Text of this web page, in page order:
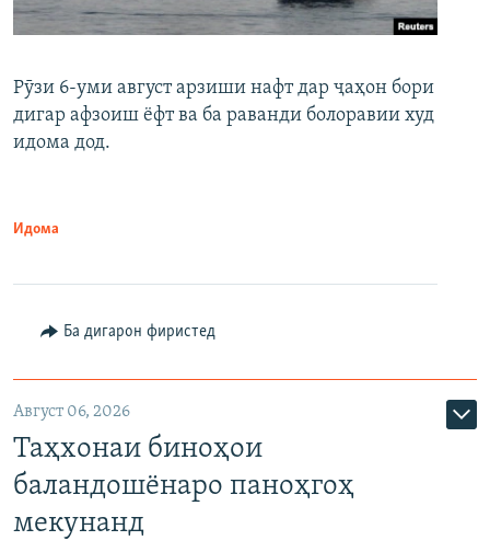
Рӯзи 6-уми август арзиши нафт дар ҷаҳон бори
дигар афзоиш ёфт ва ба раванди болоравии худ
идома дод.
Идома
Ба дигарон фиристед
Август 06, 2026
Таҳхонаи биноҳои
баландошёнаро паноҳгоҳ
мекунанд